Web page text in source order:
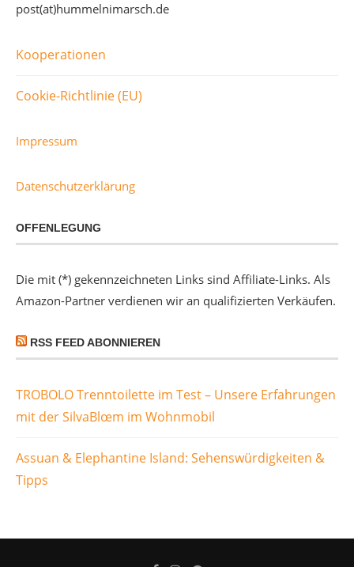
post(at)hummelnimarsch.de
Kooperationen
Cookie-Richtlinie (EU)
Impressum
Datenschutzerklärung
OFFENLEGUNG
Die mit (*) gekennzeichneten Links sind Affiliate-Links. Als
Amazon-Partner verdienen wir an qualifizierten Verkäufen.
RSS FEED ABONNIEREN
TROBOLO Trenntoilette im Test – Unsere Erfahrungen
mit der SilvaBlœm im Wohnmobil
Assuan & Elephantine Island: Sehenswürdigkeiten &
Tipps